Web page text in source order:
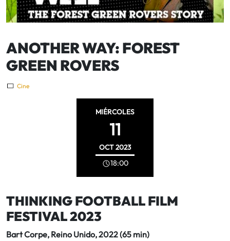
ANOTHER WAY: FOREST
GREEN ROVERS
Cine
MIÉRCOLES
11
OCT2023
18:00
THINKING FOOTBALL FILM
FESTIVAL 2023
Bart Corpe, Reino Unido, 2022 (65 min)